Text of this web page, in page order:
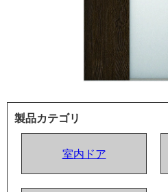
製品カテゴリ
室内ドア